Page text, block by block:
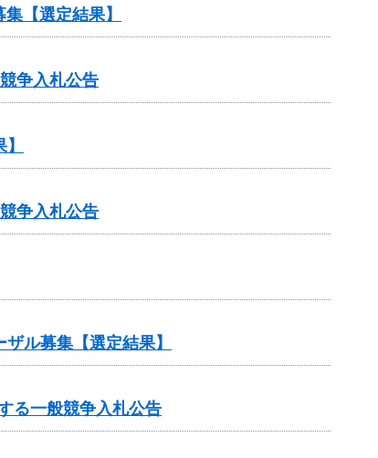
【選定結果】
争入札公告
争入札公告
ル募集【選定結果】
る一般競争入札公告